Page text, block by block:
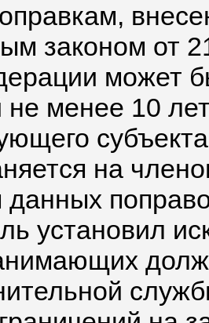
законом от
может
менее 10
на
данных
установил